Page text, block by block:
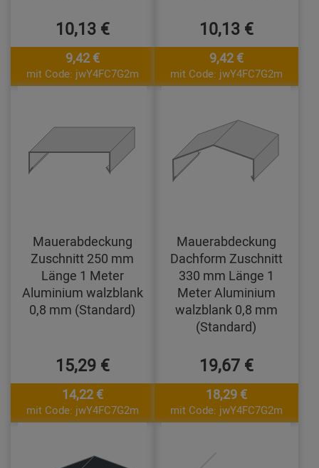
10,13 €
9,42 €
mit Code: jwY4FC7G2m
10,13 €
9,42 €
mit Code: jwY4FC7G2m
Mauerabdeckung
Zuschnitt 250 mm
Länge 1 Meter
Aluminium walzblank
0,8 mm (Standard)
15,29 €
14,22 €
mit Code: jwY4FC7G2m
Mauerabdeckung
Dachform Zuschnitt
330 mm Länge 1
Meter Aluminium
walzblank 0,8 mm
(Standard)
19,67 €
18,29 €
mit Code: jwY4FC7G2m